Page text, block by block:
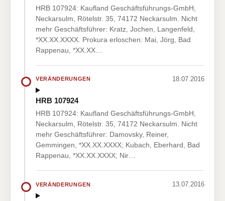
HRB 107924: Kaufland Geschäftsführungs-GmbH,
Neckarsulm, Rötelstr. 35, 74172 Neckarsulm. Nicht
mehr Geschäftsführer: Kratz, Jochen, Langenfeld,
*XX.XX.XXXX. Prokura erloschen: Mai, Jörg, Bad
Rappenau, *XX.XX…
VERÄNDERUNGEN 18.07.2016
HRB 107924
HRB 107924: Kaufland Geschäftsführungs-GmbH,
Neckarsulm, Rötelstr. 35, 74172 Neckarsulm. Nicht
mehr Geschäftsführer: Damovsky, Reiner,
Gemmingen, *XX.XX.XXXX; Kubach, Eberhard, Bad
Rappenau, *XX.XX.XXXX; Nir…
VERÄNDERUNGEN 13.07.2016